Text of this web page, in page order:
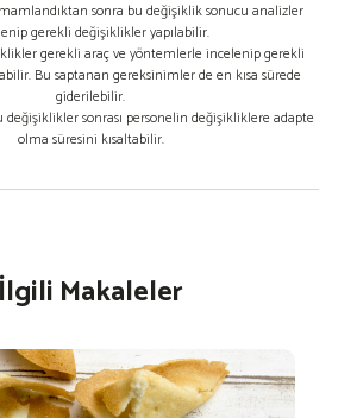
sonra bu değişiklik sonucu analizler
gerekli değişiklikler yapılabilir.
gerekli araç ve yöntemlerle incelenip gerekli
Bu saptanan gereksinimler de en kısa sürede
giderilebilir.
sonrası personelin değişikliklere adapte
olma süresini kısaltabilir.
İlgili Makaleler